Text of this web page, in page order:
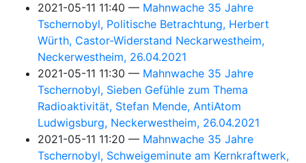
2021-05-11 11:40
Mahnwache 35 Jahre
Tschernobyl, Politische Betrachtung, Herbert
Würth, Castor-Widerstand Neckarwestheim,
Neckerwestheim, 26.04.2021
2021-05-11 11:30
Mahnwache 35 Jahre
Tschernobyl, Sieben Gefühle zum Thema
Radioaktivität, Stefan Mende, AntiAtom
Ludwigsburg, Neckerwestheim, 26.04.2021
2021-05-11 11:20
Mahnwache 35 Jahre
Tschernobyl, Schweigeminute am Kernkraftwerk,